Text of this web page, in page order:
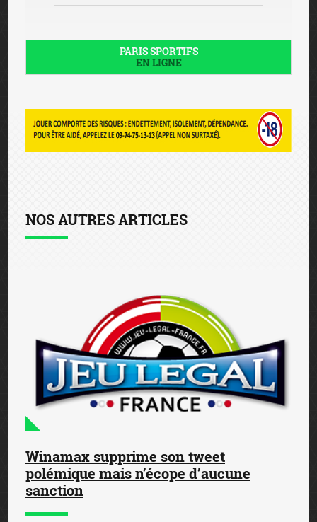
PARIS SPORTIFS
EN LIGNE
NOS AUTRES ARTICLES
Winamax supprime son tweet
polémique mais n’écope d’aucune
sanction